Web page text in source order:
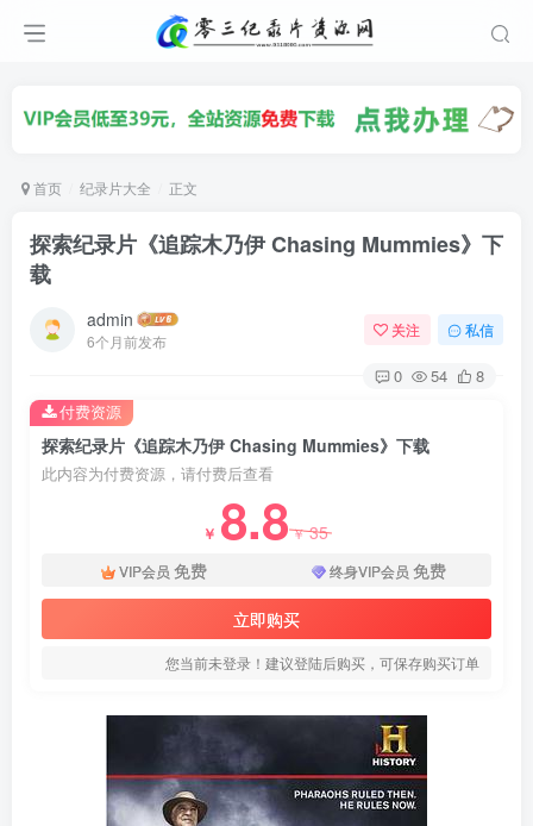
首页 纪录片大全 正文
探索纪录片《追踪木乃伊 Chasing Mummies》下
载
admin
6个月前发布
关注 私信
0 54 8
探索纪录片《追踪木乃伊 Chasing Mummies》下载
此内容为付费资源，请付费后查看
￥ 8.8￥35
VIP会员 免费 终身VIP会员 免费
立即购买
您当前未登录！建议登陆后购买，可保存购买订单
付费资源